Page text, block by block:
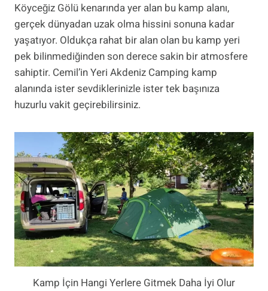
Köyceğiz Gölü kenarında yer alan bu kamp alanı,
gerçek dünyadan uzak olma hissini sonuna kadar
yaşatıyor. Oldukça rahat bir alan olan bu kamp yeri
pek bilinmediğinden son derece sakin bir atmosfere
sahiptir. Cemil’in Yeri Akdeniz Camping kamp
alanında ister sevdiklerinizle ister tek başınıza
huzurlu vakit geçirebilirsiniz.
Kamp İçin Hangi Yerlere Gitmek Daha İyi Olur